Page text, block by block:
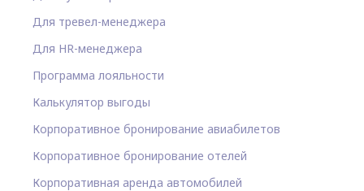
Для тревел-менеджера
Для HR-менеджера
Программа лояльности
Калькулятор выгоды
Корпоративное бронирование авиабилетов
Корпоративное бронирование отелей
Корпоративная аренда автомобилей